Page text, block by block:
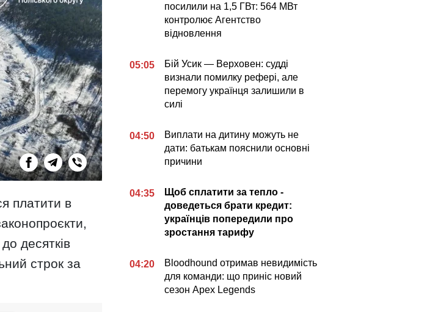
платити в
десятків
строк за
посилили на 1,5 ГВт: 564 МВт
контролює Агентство
відновлення
05:05
Бій Усик — Верховен: судді
визнали помилку рефері, але
перемогу українця залишили в
силі
04:50
Виплати на дитину можуть не
дати: батькам пояснили основні
причини
04:35
Щоб сплатити за тепло -
доведеться брати кредит:
українців попередили про
зростання тарифу
04:20
Bloodhound отримав невидимість
для команди: що приніс новий
сезон Apex Legends